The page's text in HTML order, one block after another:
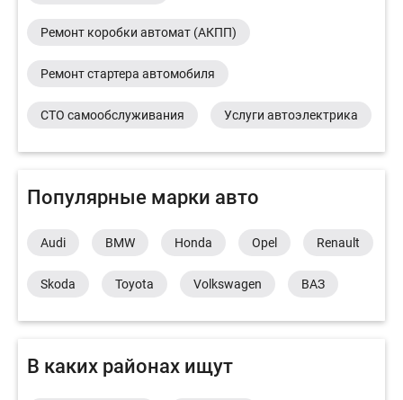
Ремонт коробки автомат (АКПП)
Ремонт стартера автомобиля
СТО самообслуживания Услуги автоэлектрика
Популярные марки авто
Audi BMW Honda Opel Renault
Skoda Toyota Volkswagen ВАЗ
В каких районах ищут